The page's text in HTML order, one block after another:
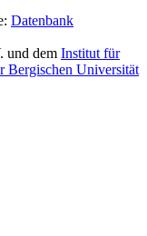
Datenbank
und dem Institut für
Bergischen Universität